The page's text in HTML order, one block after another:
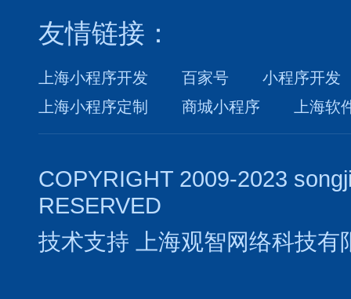
友情链接：
上海小程序开发 百家号
小程序开发
上海小程序定制
商城小程序 上海软
COPYRIGHT 2009-2023
RESERVED
技术支持
上海观智网络科技有